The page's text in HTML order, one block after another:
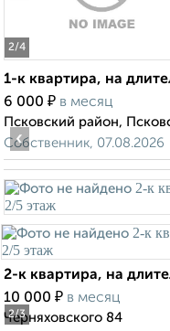
2/4
1-к квартира, на
6 000 ₽ в месяц
Псковский район,
Собственник, 07.08.2026
2/3
‹
2-к квартира, на
10 000 ₽ в месяц
Черняховского 84